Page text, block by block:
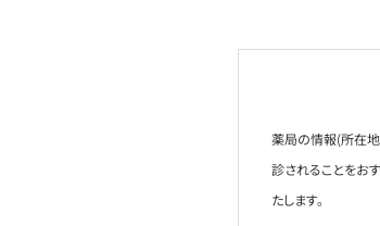
薬局の情報(所在地
診されることをお
たします。